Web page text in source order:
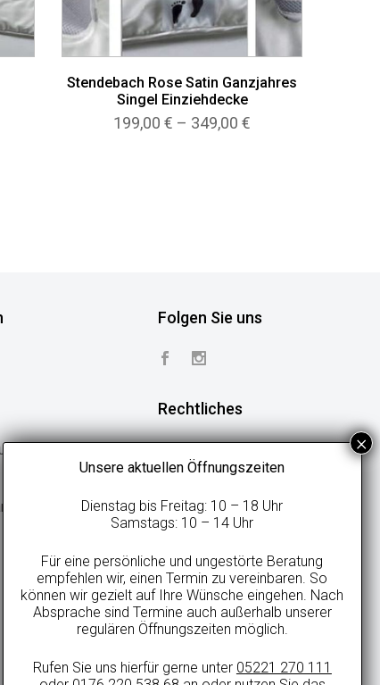
Stendebach Rose Satin Ganzjahres
Singel Einziehdecke
199,00 € – 349,00 €
Folgen Sie uns
Rechtliches
Vertrag widerrufen
Geschäftsbedingungen
Online-Streitbeilegung
Impressum
Unsere aktuellen Öffnungszeiten
Dienstag bis Freitag: 10 – 18 Uhr
Samstags: 10 – 14 Uhr
Für eine persönliche und ungestörte Beratung
empfehlen wir, einen Termin zu vereinbaren. So
können wir gezielt auf Ihre Wünsche eingehen. Nach
Absprache sind Termine auch außerhalb unserer
regulären Öffnungszeiten möglich.
Rufen Sie uns hierfür gerne unter 05221 270 111